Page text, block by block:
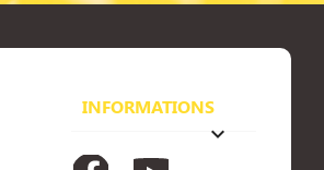
INFORMATIONS
keyboard_arrow_down
FacebookYouTube